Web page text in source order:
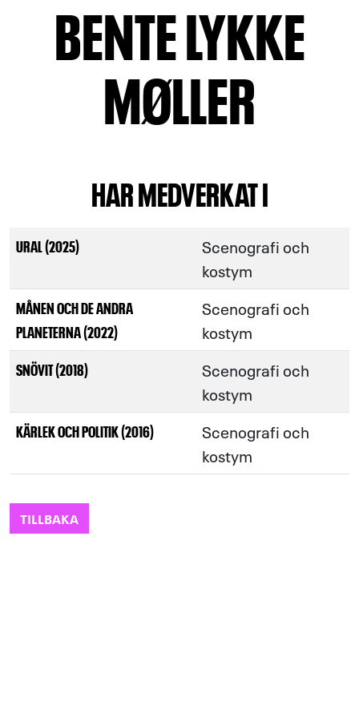
BENTE LYKKE
MØLLER
HAR MEDVERKAT I
URAL (2025)
Scenografi och
kostym
MÅNEN OCH DE ANDRA
PLANETERNA (2022)
Scenografi och
kostym
SNÖVIT (2018)
Scenografi och
kostym
KÄRLEK OCH POLITIK (2016)
Scenografi och
kostym
TILLBAKA